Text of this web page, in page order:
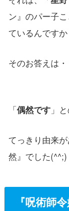
ン』のパー子
ているんですか
そのお答えは・
「偶然です」と
てっきり由来
然』でした(^^;)
『呪術師